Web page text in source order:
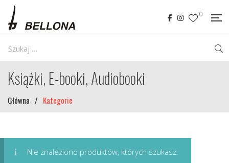
0
Książki, E-booki, Audiobooki
Główna / Kategorie
Nie znaleziono produktów, których szukasz.